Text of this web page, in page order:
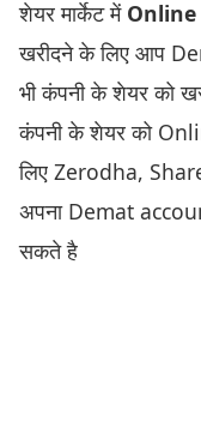
शेयर मार्केट में
खरीदने के लिए आप
भी कंपनी के शेयर को
कंपनी के शेयर को
लिए Zerodha,
अपना Demat
सकते है